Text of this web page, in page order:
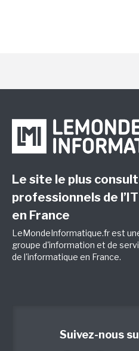
Le site le plus
professionnels de
en France
LeMondeInformatique.fr est
groupe d'information et de
de l'informatique en France.
Suivez-nous